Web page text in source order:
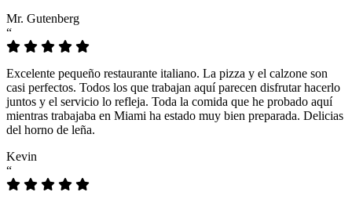
Mr. Gutenberg
“
Excelente pequeño restaurante italiano. La pizza y el calzone son
casi perfectos. Todos los que trabajan aquí parecen disfrutar hacerlo
juntos y el servicio lo refleja. Toda la comida que he probado aquí
mientras trabajaba en Miami ha estado muy bien preparada. Delicias
del horno de leña.
Kevin
“